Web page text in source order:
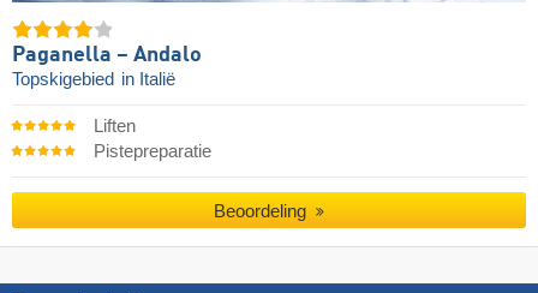
Paganella – Andalo
Topskigebied in Italië
Liften
Pistepreparatie
Beoordeling